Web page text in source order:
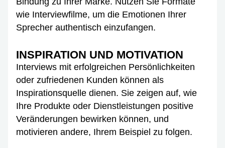
wie Interviewfilme, um die Emotionen Ihrer
Sprecher authentisch einzufangen.
INSPIRATION UND MOTIVATION
Interviews mit erfolgreichen Persönlichkeiten
oder zufriedenen Kunden können als
Inspirationsquelle dienen. Sie zeigen auf, wie
Ihre Produkte oder Dienstleistungen positive
Veränderungen bewirken können, und
motivieren andere, Ihrem Beispiel zu folgen.